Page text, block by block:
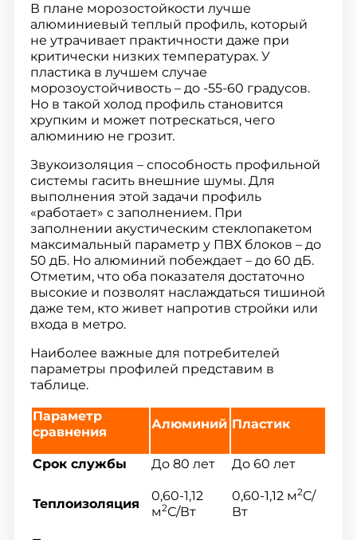
В плане морозостойкости лучше
алюминиевый теплый профиль, который
не утрачивает практичности даже при
критически низких температурах. У
пластика в лучшем случае
морозоустойчивость – до -55-60 градусов.
Но в такой холод профиль становится
хрупким и может потрескаться, чего
алюминию не грозит.
Звукоизоляция – способность профильной
системы гасить внешние шумы. Для
выполнения этой задачи профиль
«работает» с заполнением. При
заполнении акустическим стеклопакетом
максимальный параметр у ПВХ блоков – до
50 дБ. Но алюминий побеждает – до 60 дБ.
Отметим, что оба показателя достаточно
высокие и позволят наслаждаться тишиной
даже тем, кто живет напротив стройки или
входа в метро.
Наиболее важные для потребителей
параметры профилей представим в
таблице.
Параметр
сравнения
Алюминий Пластик
Срок службы До 80 лет До 60 лет
Теплоизоляция
0,60-1,12
м2С/Вт
0,60-1,12 м2С/
Вт